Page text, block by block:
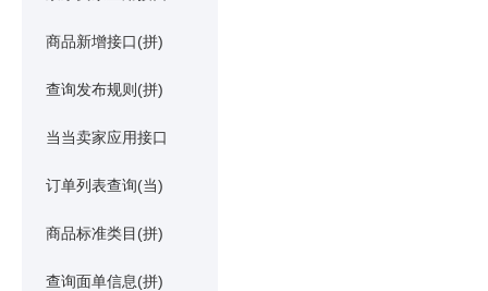
商品新增接口(拼)
查询发布规则(拼)
当当卖家应用接口
订单列表查询(当)
商品标准类目(拼)
查询面单信息(拼)